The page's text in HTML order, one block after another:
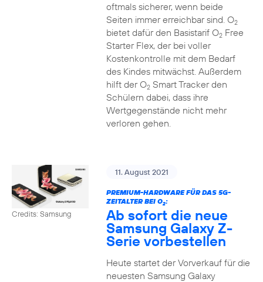
oftmals sicherer, wenn beide
Seiten immer erreichbar sind. O2
bietet dafür den Basistarif O2Free
Starter Flex, der bei voller
Kostenkontrolle mit dem Bedarf
des Kindes mitwächst. Außerdem
hilft der O2Smart Tracker den
Schülern dabei, dass ihre
Wertgegenstände nicht mehr
verloren gehen.
Credits: Samsung
11. August 2021
PREMIUM-HARDWARE FÜR DAS 5G-
ZEITALTER BEI O2:
Ab sofort die neue
Samsung Galaxy Z-
Serie vorbestellen
Heute startet der Vorverkauf für die
neuesten Samsung Galaxy